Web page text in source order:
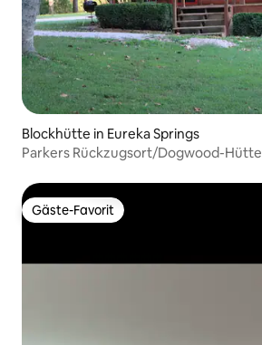
Blockhütte in Eureka Springs
Parkers Rückzugsort/Dogwood-Hütte
Gäste-Favorit
Gäste-Favorit